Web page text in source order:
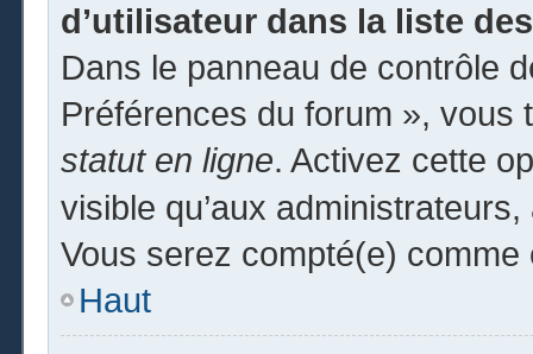
d’utilisateur dans la liste
Dans le panneau de contrôle
Préférences du forum », vous
statut en ligne. Activez cette
visible qu’aux
Vous serez compté(e)
Haut